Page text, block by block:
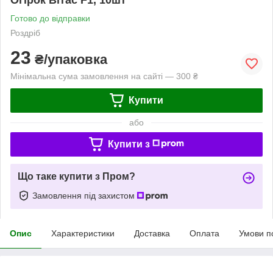
Готово до відправки
Роздріб
23 ₴/упаковка
Мінімальна сума замовлення на сайті — 300 ₴
Купити
або
Купити з
Що таке купити з Пром?
Замовлення під захистом
Опис Характеристики Доставка Оплата Умови